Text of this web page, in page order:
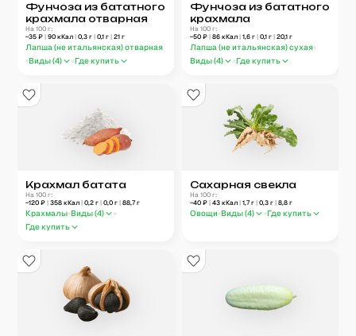
Фунчоза из бататного
крахмала отварная
На 100 г:
~35 ₽| 90 кКал| 0,3 г| 0,1 г| 21 г
Лапша (не итальянская) отварная
Виды (4) Где купить
Фунчоза из бататного
крахмала
На 100 г:
~50 ₽ | 86 кКал | 1,6 г | 0,1 г | 20,1 г
Лапша (не итальянская) сухая
Виды (4) Где купить
Крахмал батата
На 100 г:
~120 ₽| 358 кКал| 0,2 г| 0,0 г| 88,7г
Крахмалы Виды (4)
Где купить
Сахарная свекла
На 100 г:
~40 ₽ | 43 кКал | 1,7г | 0,3 г | 8,8 г
Овощи Виды (4) Где купить